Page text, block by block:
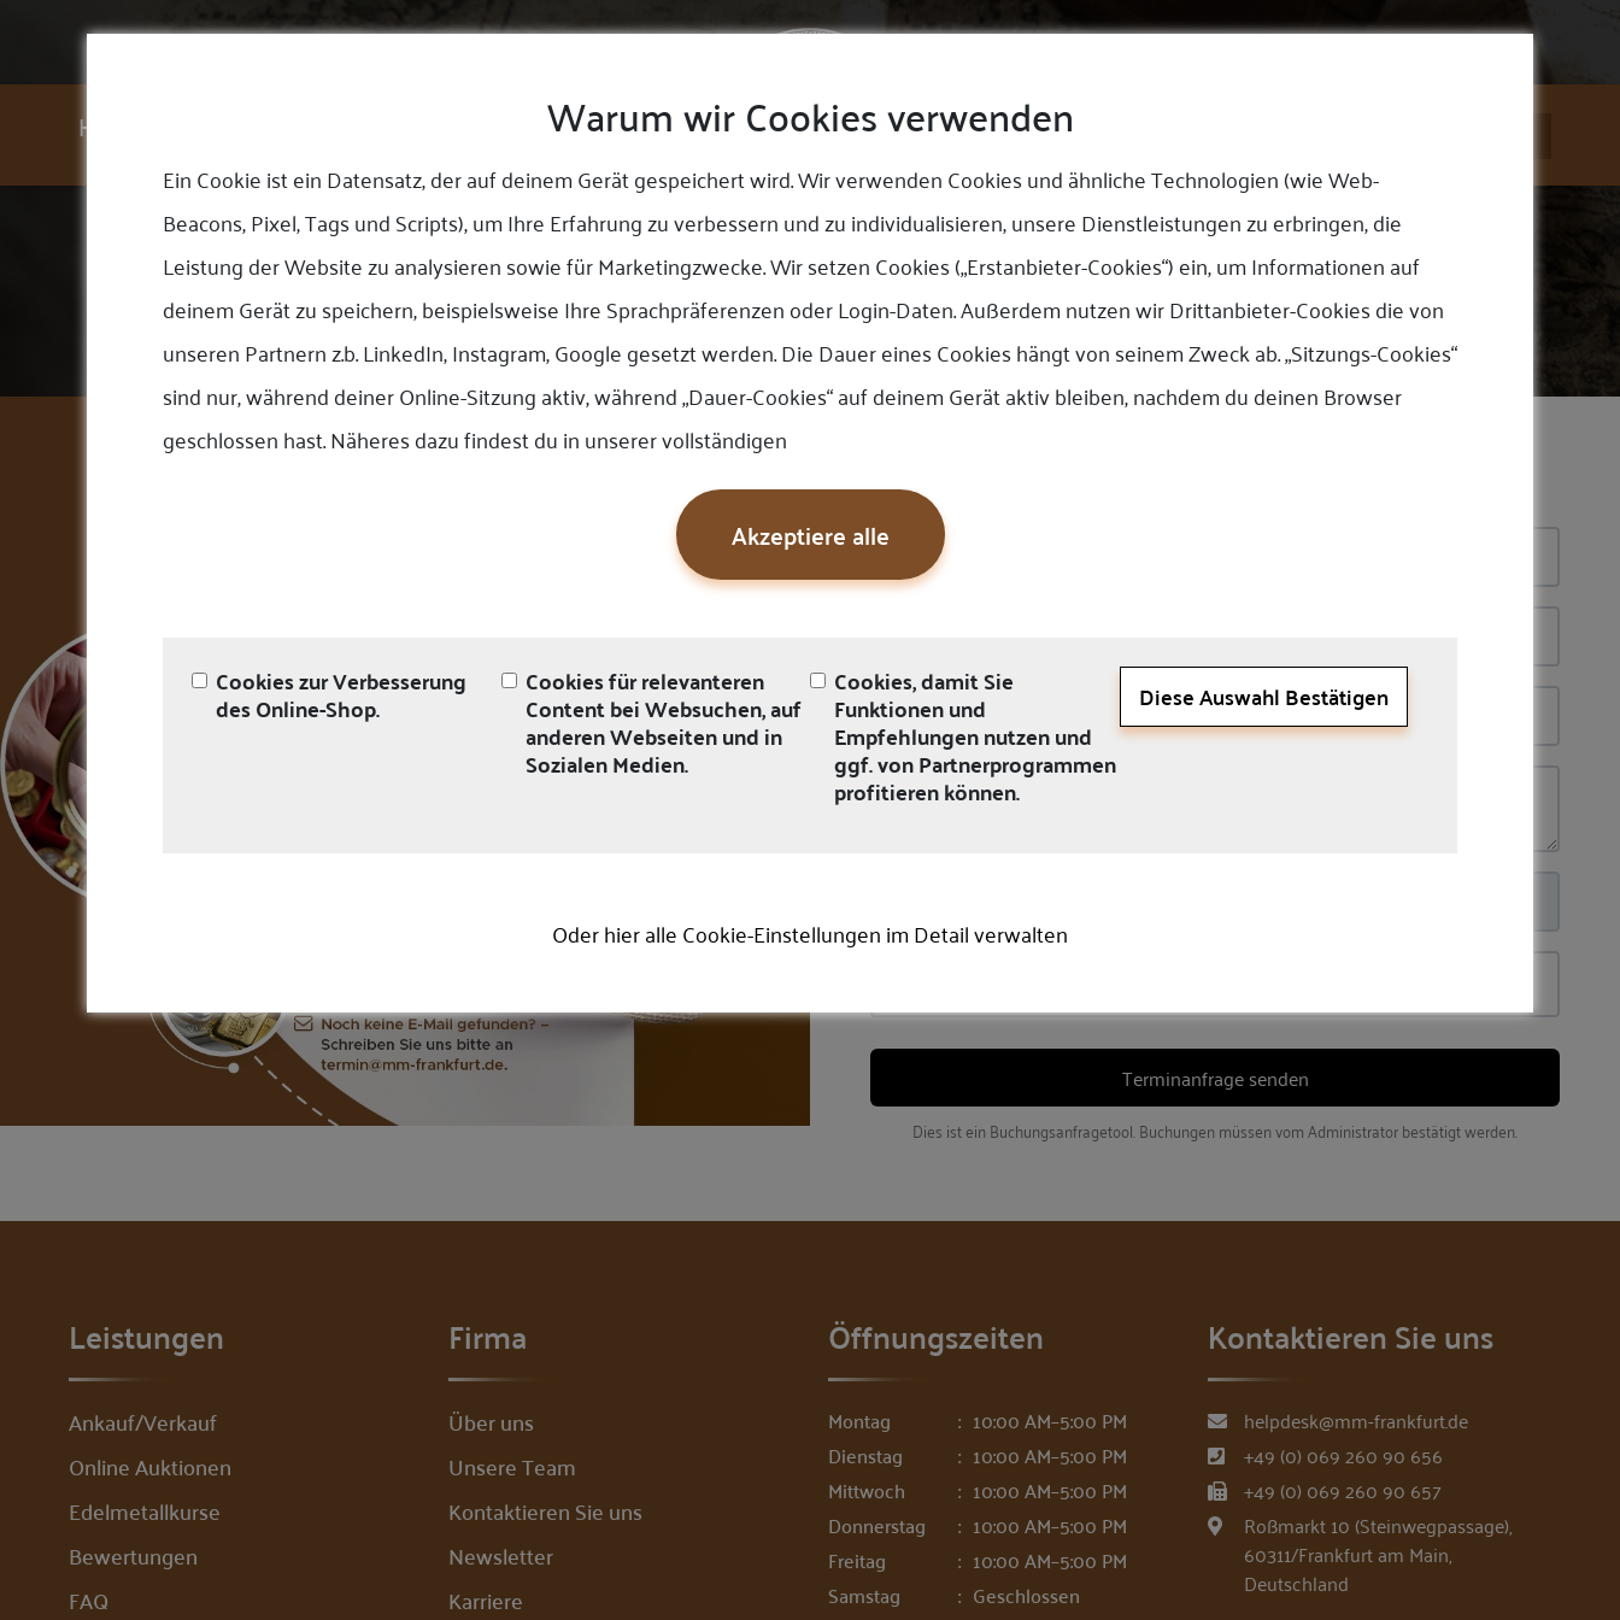
Home Über uns Kontaktieren Sie uns
APPOINTMENT
Home /Termine
Buchung
Terminanfrage senden
Dies ist ein Buchungsanfragetool. Buchungen müssen vom Administrator bestätigt werden.
Leistungen
Ankauf/Verkauf
Online Auktionen
Edelmetallkurse
Bewertungen
FAQ
Firma
Über uns
Unsere Team
Kontaktieren Sie uns
Newsletter
Karriere
Öffnungszeiten
Montag
10:00 AM–5:00 PM
Dienstag
10:00 AM–5:00 PM
Mittwoch
10:00 AM–5:00 PM
Donnerstag
10:00 AM–5:00 PM
Freitag
10:00 AM–5:00 PM
Samstag
Geschlossen
Kontaktieren Sie uns
helpdesk@mm-frankfurt.de
+49 (0) 069 260 90 656
+49 (0) 069 260 90 657
Roßmarkt 10 (Steinwegpassage),
60311/Frankfurt am Main,
Deutschland
Warum wir Cookies verwenden
Ein Cookie ist ein Datensatz, der auf deinem Gerät gespeichert wird. Wir verwenden Cookies und ähnliche Technologien (wie Web-
Beacons, Pixel, Tags und Scripts), um Ihre Erfahrung zu verbessern und zu individualisieren, unsere Dienstleistungen zu erbringen, die
Leistung der Website zu analysieren sowie für Marketingzwecke. Wir setzen Cookies („Erstanbieter-Cookies“) ein, um Informationen auf
deinem Gerät zu speichern, beispielsweise Ihre Sprachpräferenzen oder Login-Daten. Außerdem nutzen wir Drittanbieter-Cookies die von
unseren Partnern z.b. LinkedIn, Instagram, Google gesetzt werden. Die Dauer eines Cookies hängt von seinem Zweck ab. „Sitzungs-Cookies“
sind nur, während deiner Online-Sitzung aktiv, während „Dauer-Cookies“ auf deinem Gerät aktiv bleiben, nachdem du deinen Browser
geschlossen hast. Näheres dazu findest du in unserer vollständigen
Akzeptiere alle
Cookies zur Verbesserung
des Online-Shop.
Cookies für relevanteren
Content bei Websuchen, auf
anderen Webseiten und in
Sozialen Medien.
Cookies, damit Sie
Funktionen und
Empfehlungen nutzen und
ggf. von Partnerprogrammen
profitieren können.
Diese Auswahl Bestätigen
Oder hier alle Cookie-Einstellungen im Detail verwalten